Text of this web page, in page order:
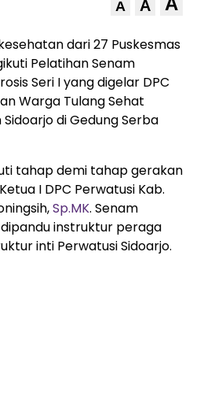
A A
dari 27 Puskesmas
Pelatihan Senam
Seri I yang digelar DPC
Warga Tulang Sehat
di Gedung Serba
tahap demi tahap gerakan
I DPC Perwatusi Kab.
Sp.MK. Senam
instruktur peraga
inti Perwatusi Sidoarjo.